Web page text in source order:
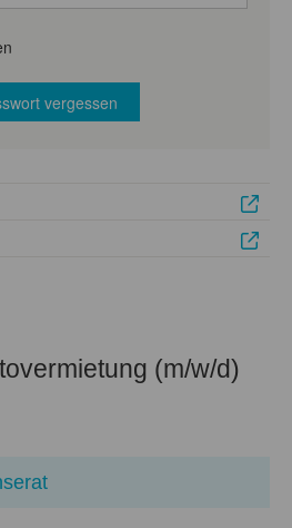
vergessen
(m/w/d)